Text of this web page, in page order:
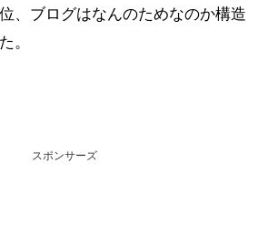
、ブログはなんのためなのか構造
。
スポンサーズ